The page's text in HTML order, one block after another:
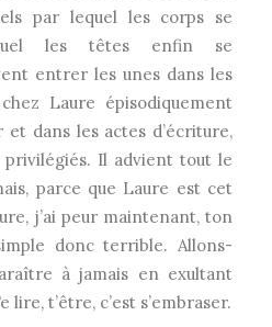
par lequel les corps se
les têtes enfin se
entrer les unes dans les
Laure épisodiquement
et dans les actes d’écriture,
privilégiés. Il advient tout le
parce que Laure est cet
j’ai peur maintenant, ton
donc terrible. Allons-
à jamais en exultant
lire, t’être, c’est s’embraser.